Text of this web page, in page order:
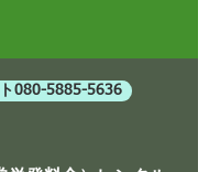
080-5885-5636